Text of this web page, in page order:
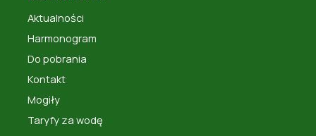
Aktualności
Harmonogram
Do pobrania
Kontakt
Mogiły
Taryfy za wodę